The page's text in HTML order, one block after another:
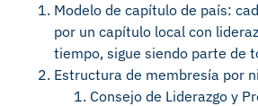
Modelo de capítulo de país:
por un capítulo local con
tiempo, sigue siendo parte de
Estructura de membresía por
Consejo de Liderazgo y